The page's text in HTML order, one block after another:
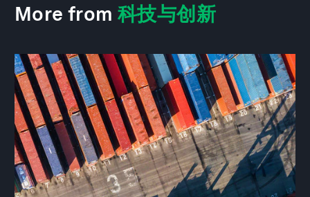
More from 科技与创新